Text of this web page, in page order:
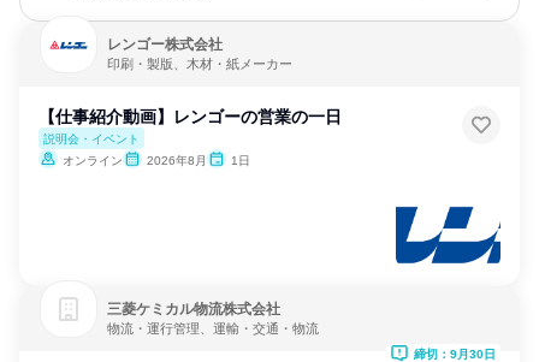
レンゴー株式会社
印刷・製版、木材・紙メーカー
【仕事紹介動画】レンゴーの営業の一日
説明会・イベント
オンライン
2026年8月 1日
三菱ケミカル物流株式会社
物流・運行管理、運輸・交通・物流
締切：9月30日